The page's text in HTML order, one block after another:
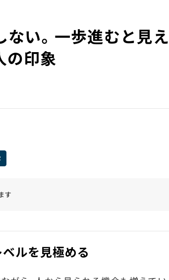
い。一歩進むと見え
の印象
す
ルを見極める